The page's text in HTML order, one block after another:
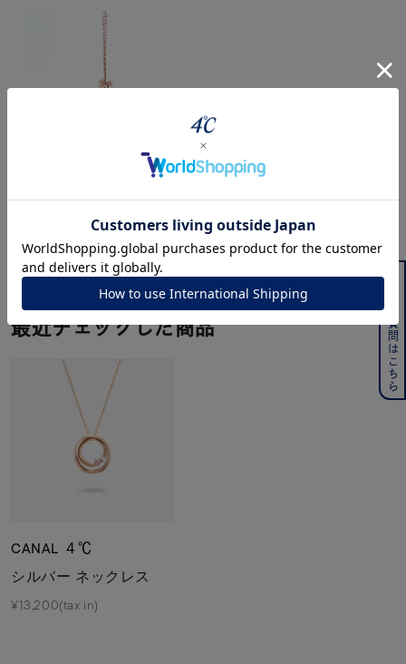
最近チェックした商品
CANAL ４℃
シルバー ネックレス
¥13,200(tax in)
よくある質問はこちら